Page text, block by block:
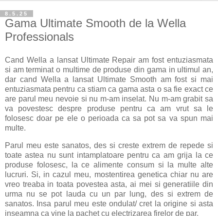
8.5.25
Gama Ultimate Smooth de la Wella
Professionals
Cand Wella a lansat Ultimate Repair am fost entuziasmata
si am terminat o multime de produse din gama in ultimul an,
dar cand Wella a lansat Ultimate Smooth am fost si mai
entuziasmata pentru ca stiam ca gama asta o sa fie exact ce
are parul meu nevoie si nu m-am inselat. Nu m-am grabit sa
va povestesc despre produse pentru ca am vrut sa le
folosesc doar pe ele o perioada ca sa pot sa va spun mai
multe.
Parul meu este sanatos, des si creste extrem de repede si
toate astea nu sunt intamplatoare pentru ca am grija la ce
produse folosesc, la ce alimente consum si la multe alte
lucruri. Si, in cazul meu, mostentirea genetica chiar nu are
vreo treaba in toata povestea asta, ai mei si generatiile din
urma nu se pot lauda cu un par lung, des si extrem de
sanatos. Insa parul meu este ondulat/ cret la origine si asta
inseamna ca vine la pachet cu electrizarea firelor de par.